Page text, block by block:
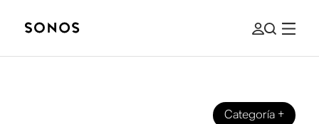
Categoría+